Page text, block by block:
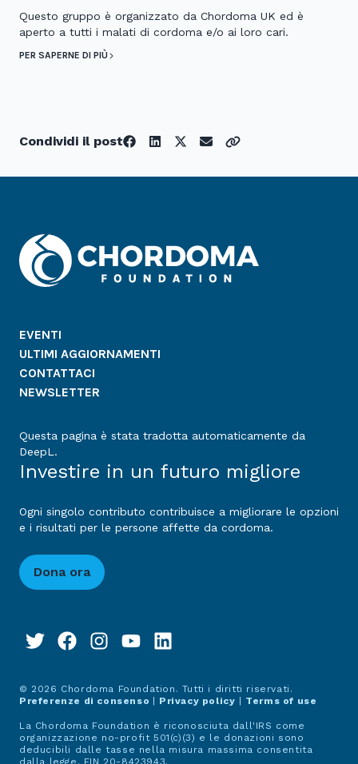
Questo gruppo è organizzato da Chordoma UK ed è
aperto a tutti i malati di cordoma e/o ai loro cari.
PER SAPERNE DI PIÙ
Condividi il post
EVENTI
ULTIMI AGGIORNAMENTI
CONTATTACI
NEWSLETTER
Questa pagina è stata tradotta automaticamente da
DeepL.
Investire in un futuro migliore
Ogni singolo contributo contribuisce a migliorare le opzioni
e i risultati per le persone affette da cordoma.
Dona ora
© 2026 Chordoma Foundation. Tutti i diritti riservati.
Preferenze di consenso
Privacy policy Terms of use
La Chordoma Foundation è riconosciuta dall'IRS come
organizzazione no-profit 501(c)(3) e le donazioni sono
deducibili dalle tasse nella misura massima consentita